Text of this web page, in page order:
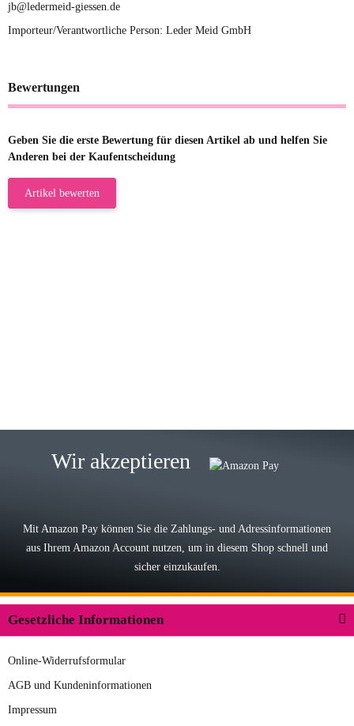
jb@ledermeid-giessen.de
Importeur/Verantwortliche Person: Leder Meid GmbH
Bewertungen
Geben Sie die erste Bewertung für diesen Artikel ab und helfen Sie
Anderen bei der Kaufentscheidung
Artikel bewerten
Lieferung, man kann bedenkenlos
Der Koffer macht einen sehr soliden
Wir akzeptieren
Mit Amazon Pay können Sie die Zahlungs- und Adressinformationen
aus Ihrem Amazon Account nutzen, um in diesem Shop schnell und
sicher einzukaufen.
Gesetzliche Informationen
Online-Widerrufsformular
AGB und Kundeninformationen
Impressum